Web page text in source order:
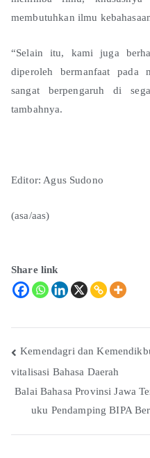
membutuhkan ilmu
“Selain itu, kami juga
diperoleh bermanfaat pada
sangat berpengaruh di
tambahnya.
Editor: Agus Sudono
(asa/aas)
Share link
Kemendagri dan
vitalisasi Bahasa Daerah
Balai Bahasa Provinsi Jawa
uku Pendamping BIPA